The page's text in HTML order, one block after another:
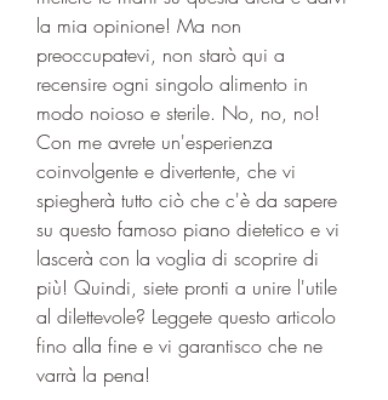
la mia opinione! Ma non
preoccupatevi, non starò qui a
recensire ogni singolo alimento in
modo noioso e sterile. No, no, no!
Con me avrete un'esperienza
coinvolgente e divertente, che vi
spiegherà tutto ciò che c'è da sapere
su questo famoso piano dietetico e vi
lascerà con la voglia di scoprire di
più! Quindi, siete pronti a unire l'utile
al dilettevole? Leggete questo articolo
fino alla fine e vi garantisco che ne
varrà la pena!